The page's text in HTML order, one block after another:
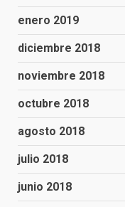
enero 2019
diciembre 2018
noviembre 2018
octubre 2018
agosto 2018
julio 2018
junio 2018